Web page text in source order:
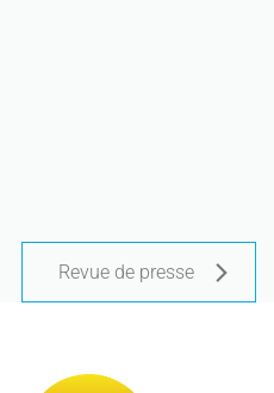
Revue de presse